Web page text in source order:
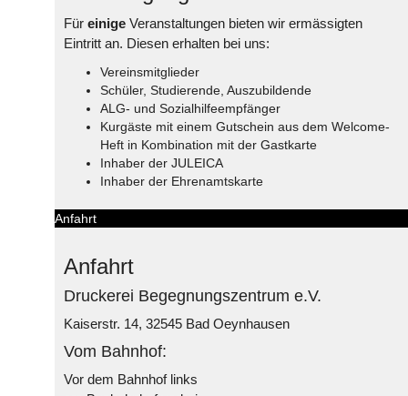
Für einige Veranstaltungen bieten wir ermässigten
Eintritt an. Diesen erhalten bei uns:
Vereinsmitglieder
Schüler, Studierende, Auszubildende
ALG- und Sozialhilfeempfänger
Kurgäste mit einem Gutschein aus dem Welcome-
Heft in Kombination mit der Gastkarte
Inhaber der JULEICA
Inhaber der Ehrenamtskarte
Anfahrt
Anfahrt
Druckerei Begegnungszentrum e.V.
Kaiserstr. 14, 32545 Bad Oeynhausen
Vom Bahnhof:
Vor dem Bahnhof links